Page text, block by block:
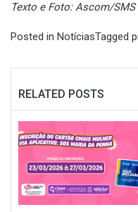
Texto e Foto: Ascom/SMS
Posted in NotíciasTagged
RELATED POSTS